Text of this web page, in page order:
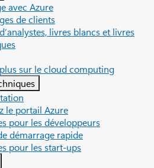
avec Azure
de clients
livres blancs et livres
sur le cloud computing
le portail Azure
pour les développeurs
démarrage rapide
pour les start-ups